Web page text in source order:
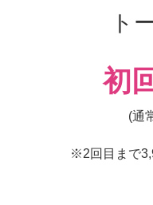
ト
初
(通
※2回目まで